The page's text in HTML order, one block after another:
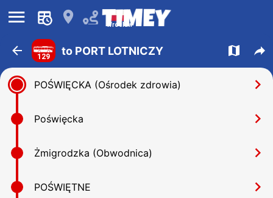
󰍜 󰍎 Wroclaw
󰁍 129 to PORT LOTNICZY 󰍍 󰒖
POŚWIĘCKA (Ośrodek zdrowia) 󰅂
Poświęcka 󰅂
Żmigrodzka (Obwodnica) 󰅂
POŚWIĘTNE 󰅂